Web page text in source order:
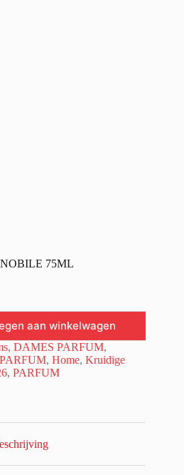
75ML
aan winkelwagen
, DAMES PARFUM,
, Home, Kruidige
, PARFUM